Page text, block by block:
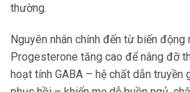
thường.
Nguyên nhân chính đến từ biến động
Progesterone tăng cao để nâng đỡ
hoạt tính GABA – hệ chất dẫn truyền